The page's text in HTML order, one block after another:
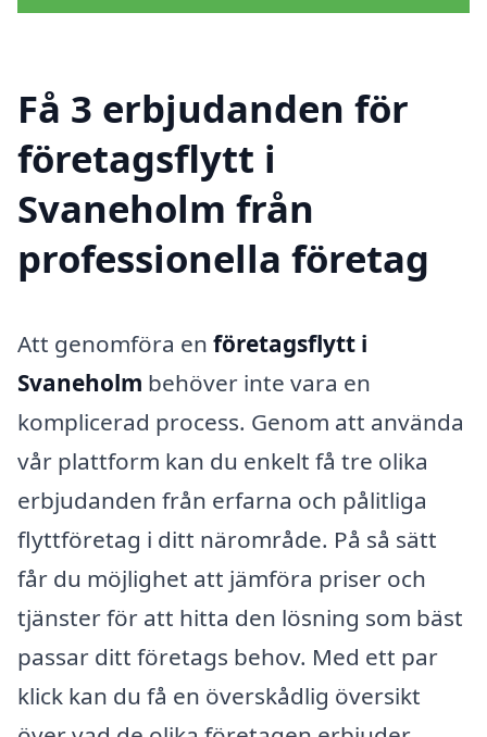
Få 3 erbjudanden för
företagsflytt i
Svaneholm från
professionella företag
Att genomföra en företagsflytt i
Svaneholm behöver inte vara en
komplicerad process. Genom att använda
vår plattform kan du enkelt få tre olika
erbjudanden från erfarna och pålitliga
flyttföretag i ditt närområde. På så sätt
får du möjlighet att jämföra priser och
tjänster för att hitta den lösning som bäst
passar ditt företags behov. Med ett par
klick kan du få en överskådlig översikt